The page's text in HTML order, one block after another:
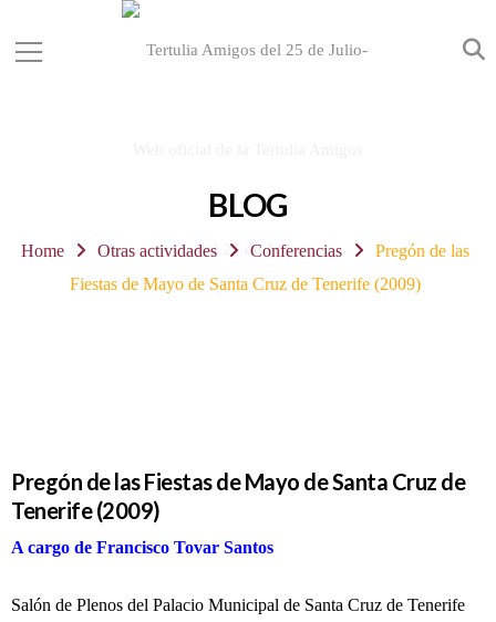
BLOG
Home Otras actividades Conferencias
Pregón de las
Fiestas de Mayo de Santa Cruz de Tenerife (2009)
Pregón de las Fiestas de Mayo de Santa Cruz de
Tenerife (2009)
A cargo de Francisco Tovar Santos
Salón de Plenos del Palacio Municipal de Santa Cruz de Tenerife